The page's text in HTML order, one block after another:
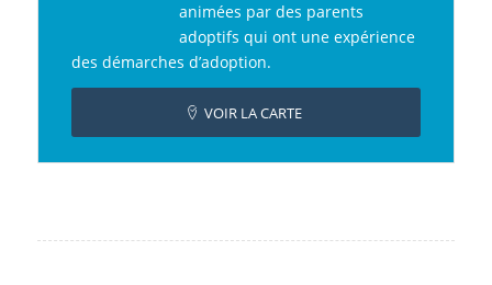
animées par des parents
adoptifs qui ont une expérience
des démarches d’adoption.
VOIR LA CARTE